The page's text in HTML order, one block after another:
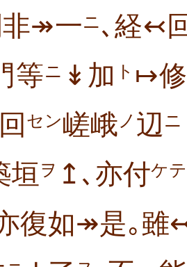
非↠一 ニ ､経↢
等 ニ ↡加 ト ↦
セン嵯峨 ノ 辺 ニ
垣 ヲ ↥､亦付ケテ
復如↠是｡